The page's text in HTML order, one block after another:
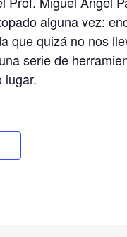
alguna vez:
que quizá no nos
serie de
lugar.